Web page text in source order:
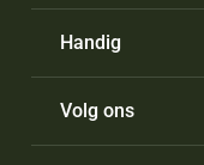
Handig
Volg ons